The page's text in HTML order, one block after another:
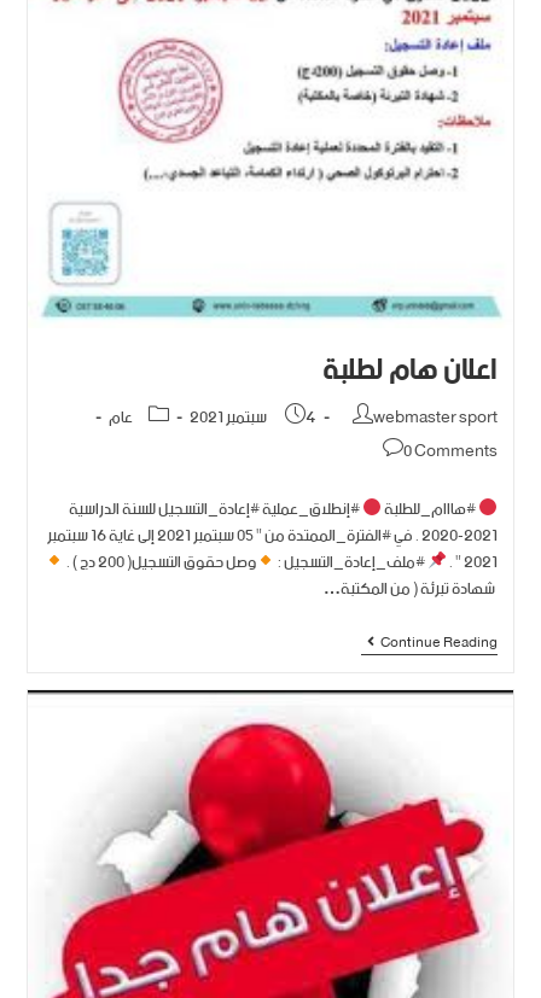
اعلان هام لطلبة
webmaster sport 4 سبتمبر 2021
عام
0 Comments
#هااام_للطلبة #إنطلاق_عملية #إعادة_التسجيل للسنة الدراسية
2021-2020 . في #الفترة_الممتدة من " 05 سبتمبر 2021 إلى غاية 16 سبتمبر
2021 " . #ملف_إعادة_التسجيل : وصل حقوق التسجيل( 200 دج ) .
شهادة تبرئة ( من المكتبة…
Continue Reading